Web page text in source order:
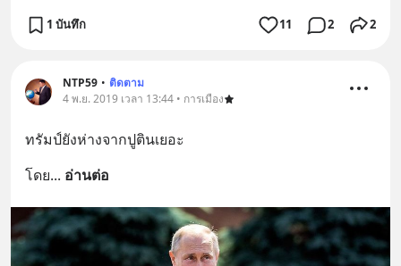
1 บันทึก 11 2 2
NTP59 • ติดตาม
4 พ.ย. 2019 เวลา 13:44 • การเมือง
ทรัมป์ยังห่างจากปูตินเยอะ
โดย... อ่านต่อ